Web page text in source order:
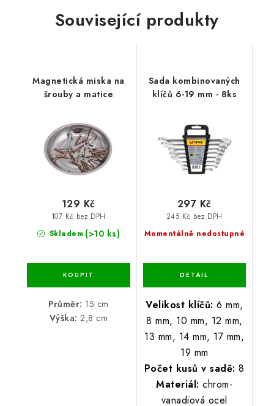
Související produkty
Magnetická miska na
šrouby a matice
Skladem (>10 ks)
107 Kč bez DPH
129 Kč
Průměr: 15 cm
Výška: 2,8 cm
Sada kombinovaných
klíčů 6-19 mm - 8ks
Momentálně nedostupné
245 Kč bez DPH
297 Kč
Velikost klíčů: 6 mm,
8 mm, 10 mm, 12 mm,
13 mm, 14 mm, 17 mm,
19 mm
Počet kusů v sadě: 8
Materiál: chrom-
vanadiová ocel